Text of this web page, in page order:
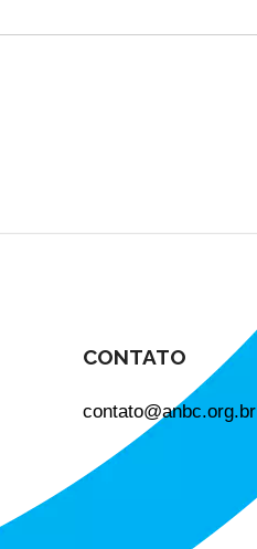
CONTATO
contato@anbc.org.br